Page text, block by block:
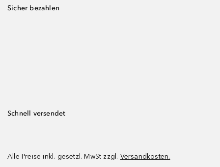
Sicher bezahlen
Schnell versendet
Alle Preise inkl. gesetzl. MwSt zzgl. Versandkosten.